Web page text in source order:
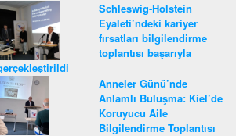
Schleswig-Holstein
Eyaleti’ndeki kariyer
fırsatları bilgilendirme
toplantısı başarıyla
Anneler Günü’nde
Anlamlı Buluşma: Kiel’de
Koruyucu Aile
Bilgilendirme Toplantısı